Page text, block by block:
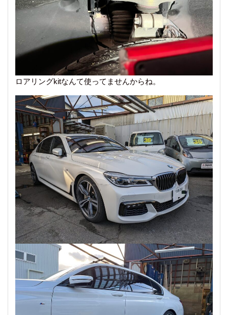
ロアリングkitなんて使ってませんからね。